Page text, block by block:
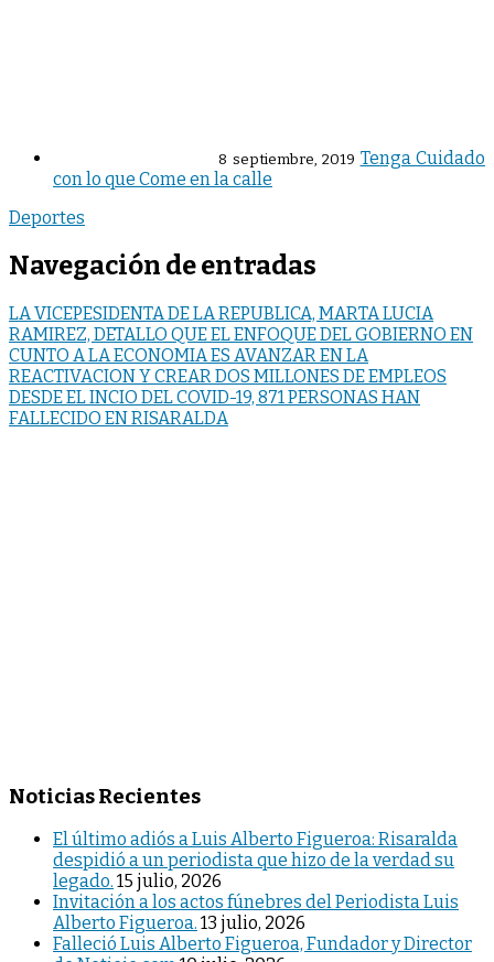
8 septiembre, 2019 Tenga Cuidado
con lo que Come en la calle
Deportes
Navegación de entradas
LA VICEPESIDENTA DE LA REPUBLICA, MARTA LUCIA
RAMIREZ, DETALLO QUE EL ENFOQUE DEL GOBIERNO EN
CUNTO A LA ECONOMIA ES AVANZAR EN LA
REACTIVACION Y CREAR DOS MILLONES DE EMPLEOS
DESDE EL INCIO DEL COVID-19, 871 PERSONAS HAN
FALLECIDO EN RISARALDA
Noticias Recientes
El último adiós a Luis Alberto Figueroa: Risaralda
despidió a un periodista que hizo de la verdad su
legado. 15 julio, 2026
Invitación a los actos fúnebres del Periodista Luis
Alberto Figueroa. 13 julio, 2026
Falleció Luis Alberto Figueroa, Fundador y Director